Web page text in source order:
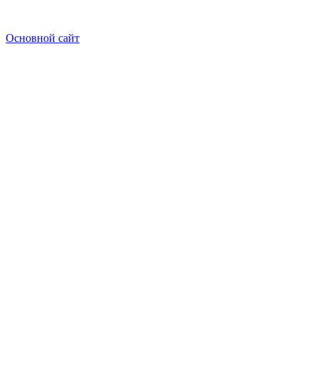
Основной сайт